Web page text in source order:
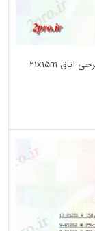
دانلود نقشه جزئیات پله و راه پله بخش راه پله برای طرحی اتاق 21x15m